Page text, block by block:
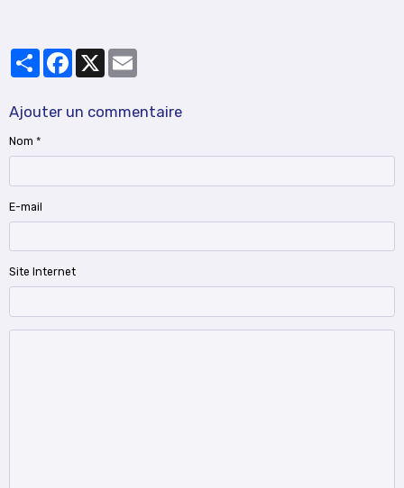
PartagerFacebook
Ajouter un commentaire
Nom
E-mail
Site Internet